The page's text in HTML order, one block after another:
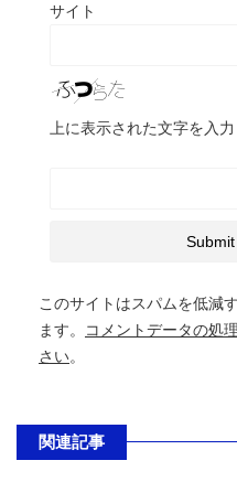
サイト
上に表示された文字を入
このサイトはスパムを低減
ます。
コメントデータの処
さい。
関連記事